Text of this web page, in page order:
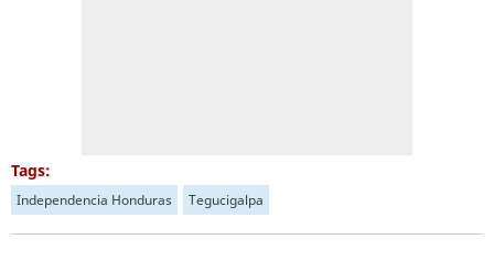
Tags:
Independencia Honduras Tegucigalpa